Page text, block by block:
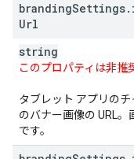
brandingSettings.
Url
string
このプロパティは非推
タブレット アプリの
のバナー画像の URL
です。